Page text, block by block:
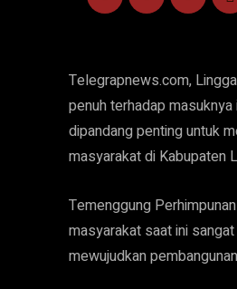
Telegrapnews.com,
penuh terhadap
dipandang penting untuk
masyarakat di Kabupaten
Temenggung
masyarakat saat ini
mewujudkan